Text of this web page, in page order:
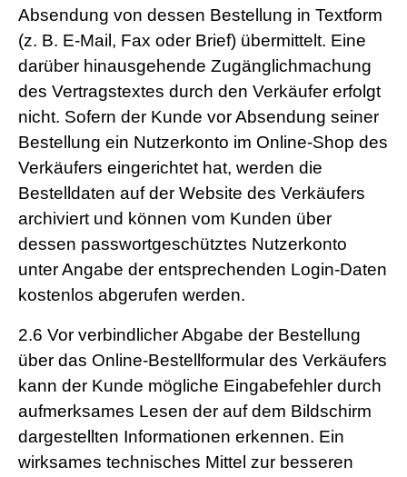
Absendung von dessen Bestellung in Textform
(z. B. E-Mail, Fax oder Brief) übermittelt. Eine
darüber hinausgehende Zugänglichmachung
des Vertragstextes durch den Verkäufer erfolgt
nicht. Sofern der Kunde vor Absendung seiner
Bestellung ein Nutzerkonto im Online-Shop des
Verkäufers eingerichtet hat, werden die
Bestelldaten auf der Website des Verkäufers
archiviert und können vom Kunden über
dessen passwortgeschütztes Nutzerkonto
unter Angabe der entsprechenden Login-Daten
kostenlos abgerufen werden.
2.6 Vor verbindlicher Abgabe der Bestellung
über das Online-Bestellformular des Verkäufers
kann der Kunde mögliche Eingabefehler durch
aufmerksames Lesen der auf dem Bildschirm
dargestellten Informationen erkennen. Ein
wirksames technisches Mittel zur besseren